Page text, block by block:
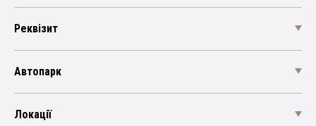
Реквізит
Автопарк
Локації